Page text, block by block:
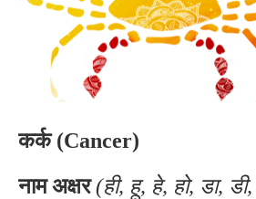
कर्क (Cancer)
नाम अक्षर(ही, हू, हे, हो, डा,